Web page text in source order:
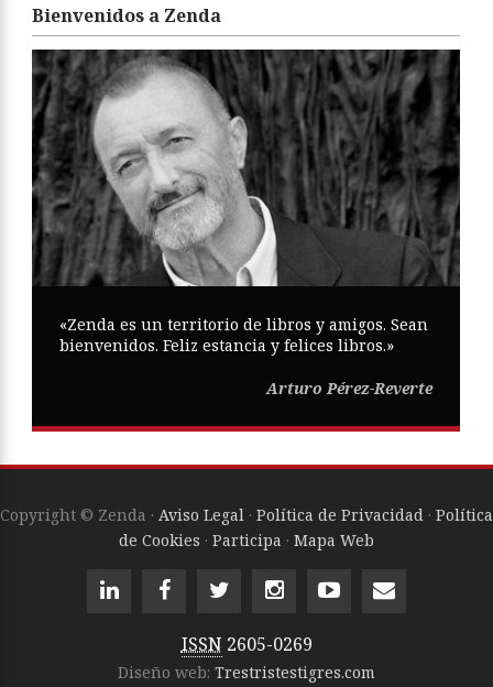
Bienvenidos a Zenda
«Zenda es un territorio de libros y amigos. Sean
bienvenidos. Feliz estancia y felices libros.»
Arturo Pérez-Reverte
Copyright © Zenda · Aviso Legal · Política de Privacidad · Política
de Cookies · Participa · Mapa Web
ISSN 2605-0269
Diseño web: Trestristestigres.com